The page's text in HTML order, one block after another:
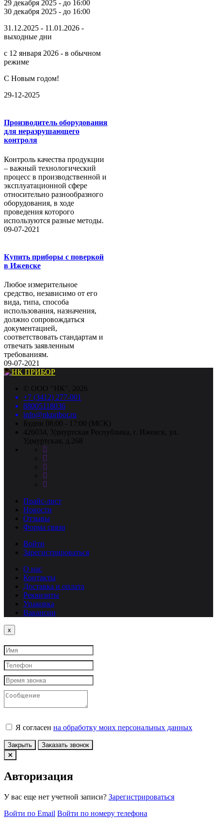
29 декабря 2025 - до 16:00
30 декабря 2025 - до 16:00
31.12.2025 - 11.01.2026 -
выходные дни
с 12 января 2026 - в обычном
режиме
С Новым годом!
29-12-2025
Производитель оборудования
для неразрушающего
контроля
Контроль качества продукции
– важный технологический
процесс в производственной и
эксплуатационной сфере
относительно разнообразного
оборудования, в ходе
проведения которого
используются разные методы.
09-07-2021
Купить приборы с поверкой
в Ижевске
Любое измерительное
средство, независимо от его
вида, типа, способа
использования, назначения,
должно сопровождаться
документацией,
соответствовать стандартам и
отвечать заявленным
требованиям.
09-07-2021
© ООО "НК", 2026
+7 (3412) 277-001
88005118036
info@nkpribor.ru
Будни 08:00 - 17:00 (МСК)
426034, Удмуртская Республика, г. Ижевск, ул.
Удмуртская, д.268
Прайс-лист
Новости
Отзывы
Форма связи
Войти
Зарегистрироваться
О нас
Контакты
Доставка и оплата
Реквизиты
Упаковка
Вакансии
x
Я согласен на обработку моих персональных данных
Закрыть Заказать звонок
Авторизация
У вас еще нет учетной записи? Зарегистрироваться
Войти по Email Войти по номеру телефона